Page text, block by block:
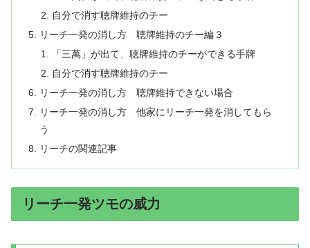
自分で消す聴牌維持のチー
リーチ一発の消し方 聴牌維持のチー編３
「三萬」が出て、聴牌維持のチーができる手牌
自分で消す聴牌維持のチー
リーチ一発の消し方 聴牌維持できない場合
リーチ一発の消し方 他家にリーチ一発を消してもら
う
リーチの関連記事
リーチ一発ツモの威力